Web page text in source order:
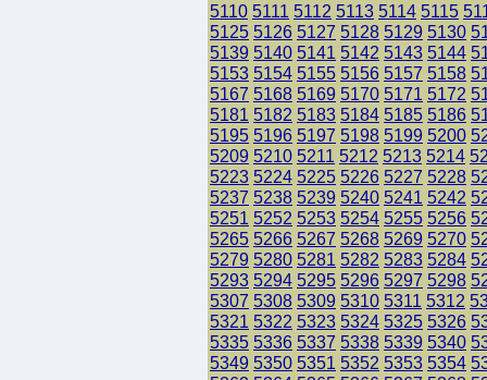
5110 5111 5112 5113 5114 5115
5125 5126 5127 5128 5129 5130
5139 5140 5141 5142 5143 5144
5153 5154 5155 5156 5157 5158
5167 5168 5169 5170 5171 5172
5181 5182 5183 5184 5185 5186
5195 5196 5197 5198 5199 5200
5209 5210 5211 5212 5213 5214
5223 5224 5225 5226 5227 5228
5237 5238 5239 5240 5241 5242
5251 5252 5253 5254 5255 5256
5265 5266 5267 5268 5269 5270
5279 5280 5281 5282 5283 5284
5293 5294 5295 5296 5297 5298
5307 5308 5309 5310 5311 5312
5321 5322 5323 5324 5325 5326
5335 5336 5337 5338 5339 5340
5349 5350 5351 5352 5353 5354